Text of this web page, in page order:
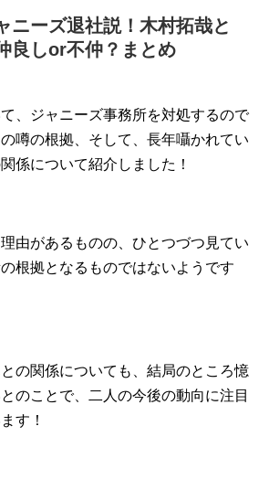
ニーズ退社説！木村拓哉と
良しor不仲？まとめ
、ジャニーズ事務所を対処するので
噂の根拠、そして、長年囁かれてい
係について紹介しました！
由があるものの、ひとつづつ見てい
根拠となるものではないようです
の関係についても、結局のところ憶
のことで、二人の今後の動向に注目
す！